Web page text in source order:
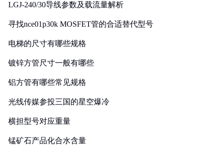
LGJ-240/30导线参数及载流量解析
寻找nce01p30k MOSFET管的合适替代型号
电梯的尺寸有哪些规格
镀锌方管尺寸一般有哪些
铝方管有哪些常见规格
光线传媒参投三国的星空爆冷
横担型号对应重量
锰矿石产品化合水含量